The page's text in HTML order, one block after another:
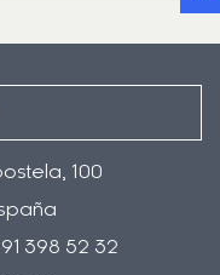
100
398 52 32